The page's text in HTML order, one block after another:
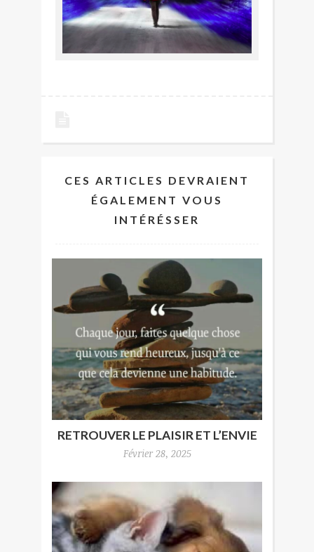
CES ARTICLES DEVRAIENT
ÉGALEMENT VOUS
INTÉRÉSSER
RETROUVER LE PLAISIR ET L’ENVIE
Février 28, 2025